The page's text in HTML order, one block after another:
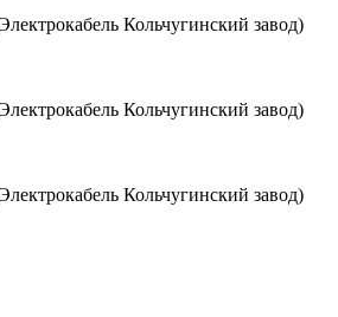
Кольчугинский завод)
Кольчугинский завод)
Кольчугинский завод)